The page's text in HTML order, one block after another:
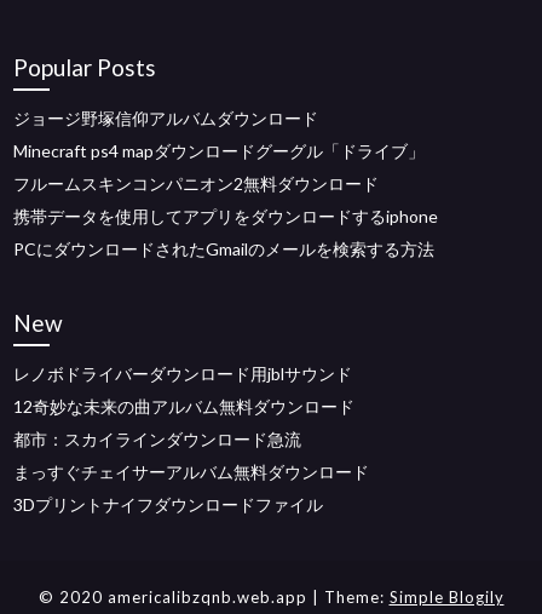
Popular Posts
ジョージ野塚信仰アルバムダウンロード
Minecraft ps4 mapダウンロードグーグル「ドライブ」
フルームスキンコンパニオン2無料ダウンロード
携帯データを使用してアプリをダウンロードするiphone
PCにダウンロードされたGmailのメールを検索する方法
New
レノボドライバーダウンロード用jblサウンド
12奇妙な未来の曲アルバム無料ダウンロード
都市：スカイラインダウンロード急流
まっすぐチェイサーアルバム無料ダウンロード
3Dプリントナイフダウンロードファイル
© 2020 americalibzqnb.web.app | Theme: Simple Blogily